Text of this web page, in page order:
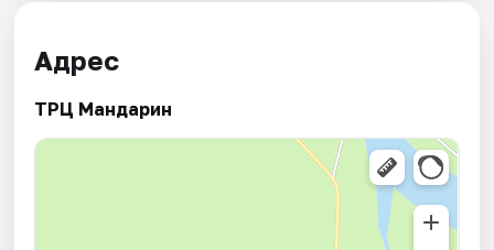
Адрес
ТРЦ Мандарин